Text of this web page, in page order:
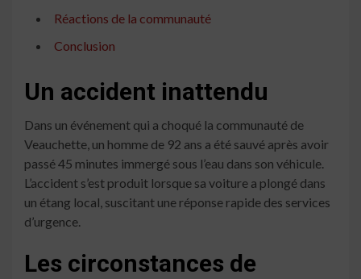
Réactions de la communauté
Conclusion
Un accident inattendu
Dans un événement qui a choqué la communauté de
Veauchette, un homme de 92 ans a été sauvé après avoir
passé 45 minutes immergé sous l’eau dans son véhicule.
L’accident s’est produit lorsque sa voiture a plongé dans
un étang local, suscitant une réponse rapide des services
d’urgence.
Les circonstances de